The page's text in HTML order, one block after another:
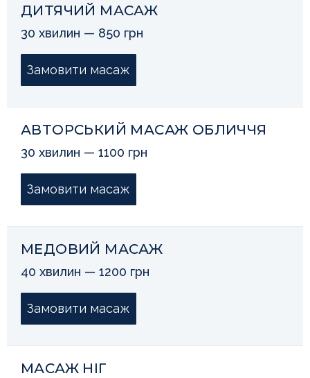
ДИТЯЧИЙ МАСАЖ
30 хвилин — 850 грн
Замовити масаж
АВТОРСЬКИЙ МАСАЖ ОБЛИЧЧЯ
30 хвилин — 1100 грн
Замовити масаж
МЕДОВИЙ МАСАЖ
40 хвилин — 1200 грн
Замовити масаж
МАСАЖ НІГ